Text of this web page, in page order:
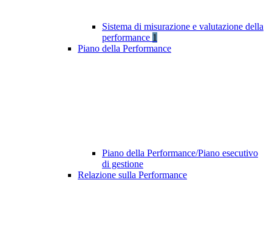
Sistema di misurazione e valutazione della
performance 1
Piano della Performance
Piano della Performance/Piano esecutivo
di gestione
Relazione sulla Performance